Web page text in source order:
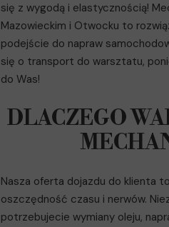
się z wygodą i elastycznością!
Mazowieckim i Otwocku to
podejście do napraw
się o transport do warsztatu,
do Was!
DLACZEGO
Nasza oferta dojazdu do klienta
oszczędność czasu i nerwów.
potrzebujecie wymiany oleju,